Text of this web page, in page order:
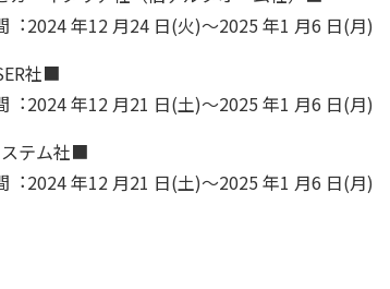
︓2024 年12 月24 日(火)～2025 年1 月6 日(月)
社■
︓2024 年12 月21 日(土)～2025 年1 月6 日(月)
テム社■
︓2024 年12 月21 日(土)～2025 年1 月6 日(月)